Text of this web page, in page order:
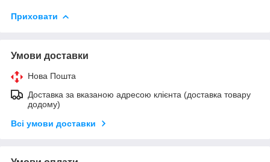
Приховати
Умови доставки
Нова Пошта
Доставка за вказаною адресою клієнта (доставка товару
додому)
Всі умови доставки